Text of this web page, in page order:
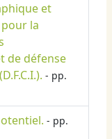
et
la
de défense
- pp.
- pp.